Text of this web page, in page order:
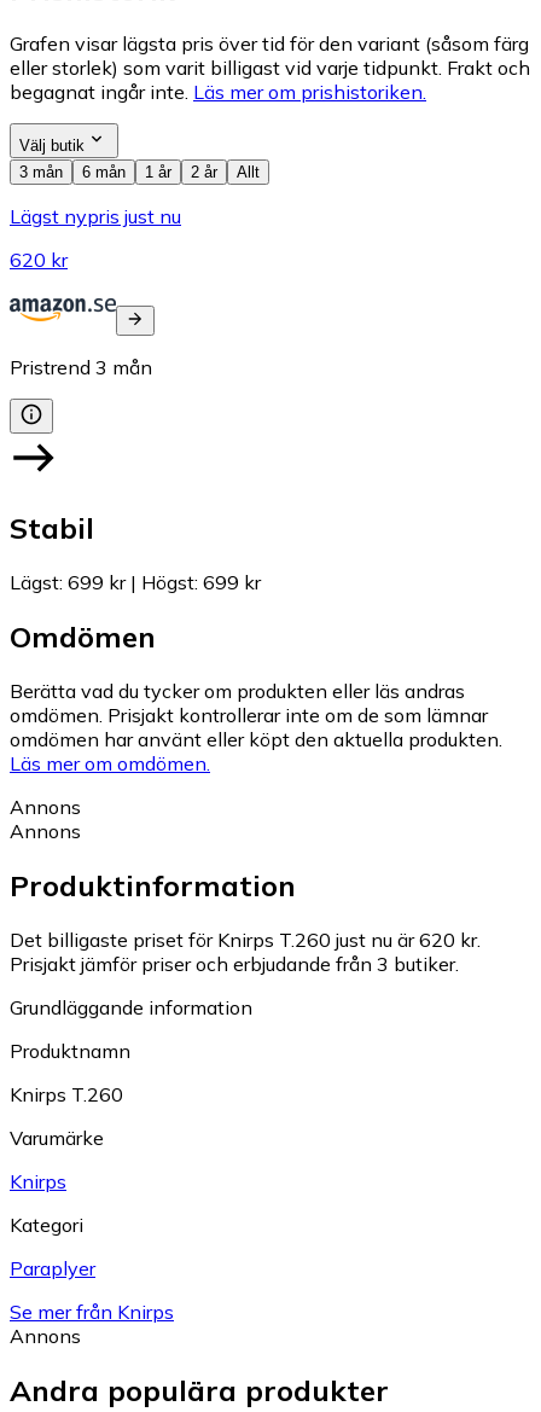
Grafen visar lägsta pris över tid för den variant (såsom färg
eller storlek) som varit billigast vid varje tidpunkt. Frakt och
begagnat ingår inte. Läs mer om prishistoriken.
Välj butik
3 mån
6 mån 1 år 2 år Allt
Lägst nypris just nu
620 kr
Pristrend 3 mån
Stabil
Lägst: 699 kr| Högst: 699 kr
Omdömen
Berätta vad du tycker om produkten eller läs andras
omdömen. Prisjakt kontrollerar inte om de som lämnar
omdömen har använt eller köpt den aktuella produkten.
Läs mer om omdömen.
Annons
Annons
Produktinformation
Det billigaste priset för Knirps T.260 just nu är 620 kr.
Prisjakt jämför priser och erbjudande från 3 butiker.
Grundläggande information
Produktnamn
Knirps T.260
Varumärke
Knirps
Kategori
Paraplyer
Se mer från Knirps
Annons
Andra populära produkter